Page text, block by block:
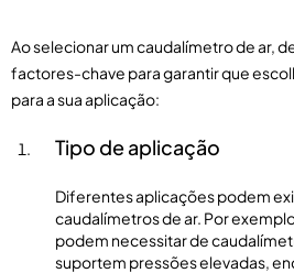
Ao selecionar um caudalímetro de ar,
factores-chave para garantir que
para a sua aplicação:
Tipo de aplicação
Diferentes aplicações podem
caudalímetros de ar. Por
podem necessitar de
suportem pressões elevadas,